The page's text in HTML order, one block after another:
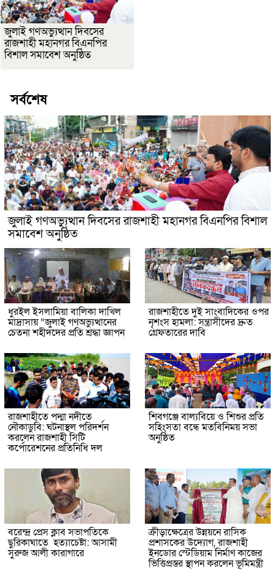
জুলাই গণঅভ্যুত্থান দিবসের
রাজশাহী মহানগর বিএনপির
বিশাল সমাবেশ অনুষ্ঠিত
সর্বশেষ
জুলাই গণঅভ্যুত্থান দিবসের রাজশাহী মহানগর বিএনপির বিশাল
সমাবেশ অনুষ্ঠিত
ধুরইল ইসলামিয়া বালিকা দাখিল
মাদ্রাসায় “জুলাই গণঅভ্যুত্থানের
চেতনা শহীদদের প্রতি শ্রদ্ধা জ্ঞাপন
রাজশাহীতে দুই সাংবাদিকের ওপর
নৃশংস হামলা: সন্ত্রাসীদের দ্রুত
গ্রেফতারের দাবি
রাজশাহীতে পদ্মা নদীতে
নৌকাডুবি: ঘটনাস্থল পরিদর্শন
করলেন রাজশাহী সিটি
কর্পোরেশনের প্রতিনিধি দল
শিবগঞ্জে বাল্যবিয়ে ও শিশুর প্রতি
সহিংসতা বন্ধে মতবিনিময় সভা
অনুষ্ঠিত
বরেন্দ্র প্রেস ক্লাব সভাপতিকে
ছুরিকাঘাতে হত্যাচেষ্টা: আসামী
সুরুজ আলী কারাগারে
ক্রীড়াক্ষেত্রের উন্নয়নে রাসিক
প্রশাসকের উদ্যোগ, রাজশাহী
ইনডোর স্টেডিয়াম নির্মাণ কাজের
ভিত্তিপ্রস্তর স্থাপন করলেন ভূমিমন্ত্রী